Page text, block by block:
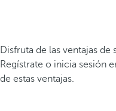
Disfruta de las ventajas de
Regístrate o inicia sesión
de estas ventajas.